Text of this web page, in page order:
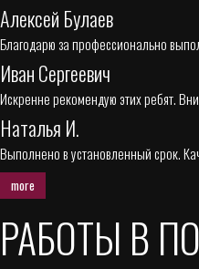
Алексей Булаев
Благодарю за профессионально
Иван Сергеевич
Искренне рекомендую этих ребят.
Наталья И.
Выполнено в установленный срок.
more
РАБОТЫ В